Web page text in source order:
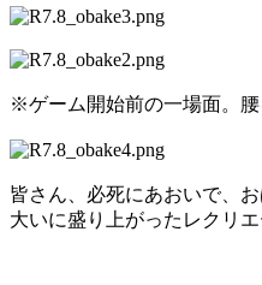
※ゲーム開始前の一場面。
皆さん、必死にあおいで、お
大いに盛り上がったレクリ